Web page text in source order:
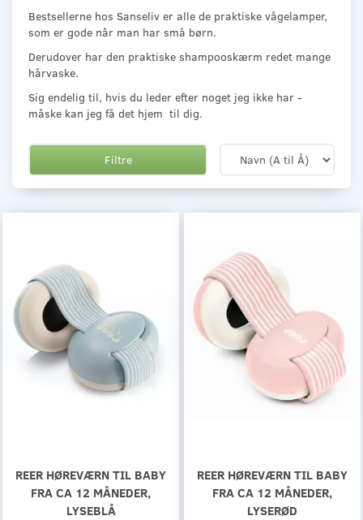
Bestsellerne hos Sanseliv er alle de praktiske vågelamper,
som er gode når man har små børn.
Derudover har den praktiske shampooskærm redet mange
hårvaske.
Sig endelig til, hvis du leder efter noget jeg ikke har -
måske kan jeg få det hjem til dig.
Filtre
REER HØREVÆRN TIL BABY
FRA CA 12 MÅNEDER,
LYSEBLÅ
REER HØREVÆRN TIL BABY
FRA CA 12 MÅNEDER,
LYSERØD